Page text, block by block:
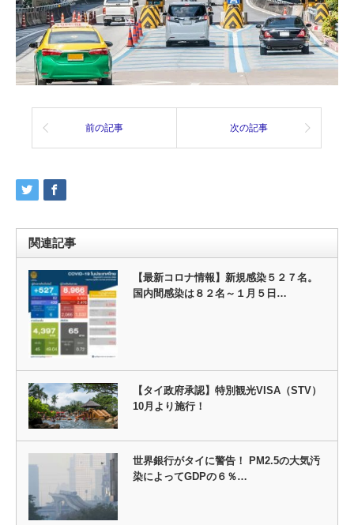
前の記事 次の記事
関連記事
【最新コロナ情報】新規感染５２７名。
国内間感染は８２名～１月５日…
【タイ政府承認】特別観光VISA（STV）
10月より施行！
世界銀行がタイに警告！ PM2.5の大気汚
染によってGDPの６％…